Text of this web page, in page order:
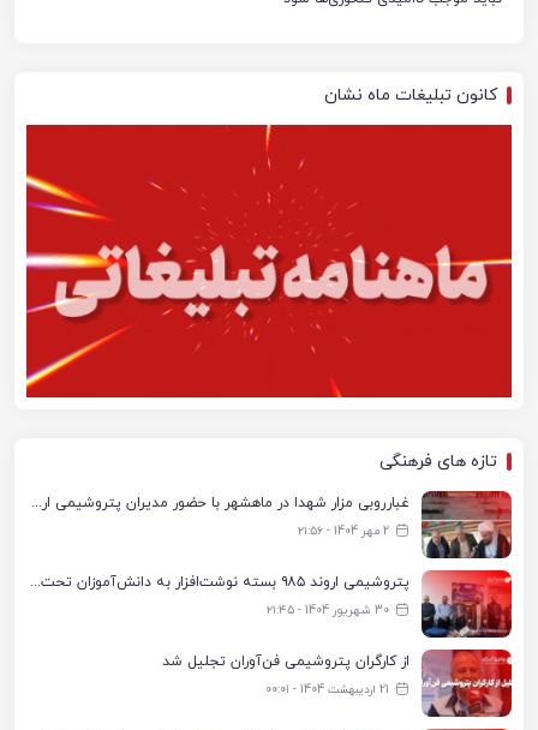
کانون تبلیغات ماه نشان
تازه های فرهنگی
غبارروبی مزار شهدا در ماهشهر با حضور مدیران پتروشیمی اروند و مسئولان شهری
2 مهر 1404 - ۲۱:۵۶
پتروشیمی اروند ۹۸۵ بسته نوشت‌افزار به دانش‌آموزان تحت پوشش کمیته امداد بندرماهشهر اهدا کرد
30 شهریور 1404 - ۲۱:۴۵
از کارگران پتروشیمی فن‌آوران تجلیل شد
21 اردیبهشت 1404 - ۰۰:۰۱